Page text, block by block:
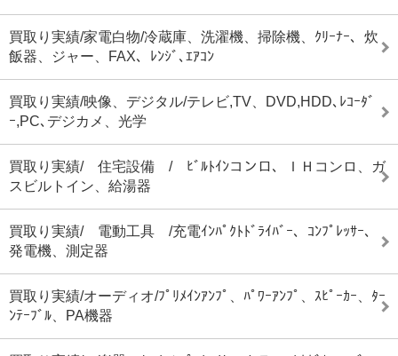
買取り実績/家電白物/冷蔵庫、洗濯機、掃除機、ｸﾘｰﾅｰ、炊
飯器、ジャー、FAX、ﾚﾝｼﾞ､ｴｱｺﾝ
買取り実績/映像、デジタル/テレビ,TV、DVD,HDD､ﾚｺｰﾀﾞ
ｰ,PC､デジカメ、光学
買取り実績/ 住宅設備 / ﾋﾞﾙﾄｲﾝコンロ、ＩＨコンロ、ガ
スビルトイン、給湯器
買取り実績/ 電動工具 /充電ｲﾝﾊﾟｸﾄﾄﾞﾗｲﾊﾞｰ、ｺﾝﾌﾟﾚｯｻｰ、
発電機、測定器
買取り実績/オーディオ/ﾌﾟﾘﾒｲﾝｱﾝﾌﾟ、ﾊﾟﾜｰｱﾝﾌﾟ、ｽﾋﾟｰｶｰ、ﾀｰ
ﾝﾃｰﾌﾞﾙ、PA機器